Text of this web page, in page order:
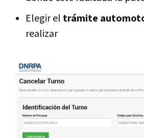
Elegir el trámite
realizar